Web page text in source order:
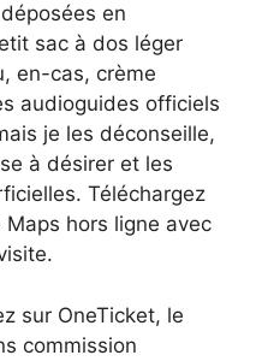
en
sac à dos léger
en-cas, crème
audioguides officiels
je les déconseille,
à désirer et les
Téléchargez
Maps hors ligne avec
sur OneTicket, le
commission